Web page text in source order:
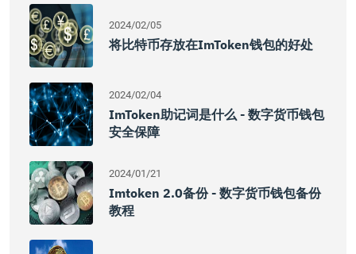
2024/02/05
将比特币存放在imToken钱包的好处
2024/02/04
ImToken助记词是什么 - 数字货币钱包
安全保障
2024/01/21
Imtoken 2.0备份 - 数字货币钱包备份
教程